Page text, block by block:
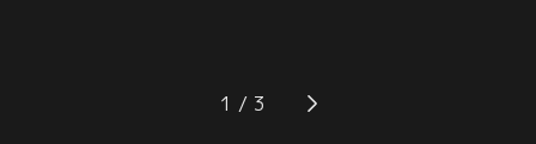
したドルドーニの猛攻の前に窮地に
追い込まれる。一方、「ぼうやの本
れた葬討部隊（エクセキアス）だっ
た。ドルドーニはホロウ化して全力
1